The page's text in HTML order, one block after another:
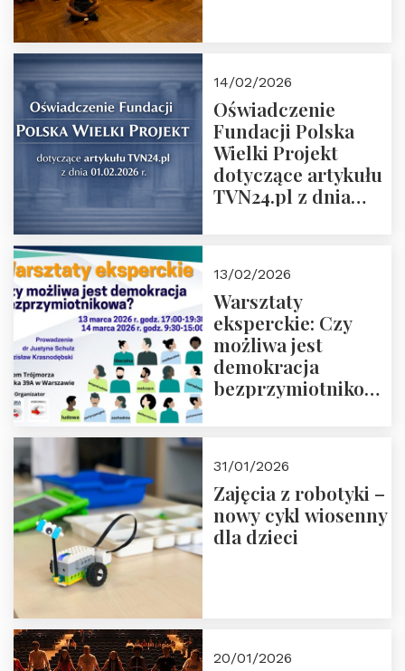
14/02/2026
Oświadczenie
Fundacji Polska
Wielki Projekt
dotyczące artykułu
TVN24.pl z dnia
13/02/2026
Warsztaty
eksperckie: Czy
możliwa jest
demokracja
bezprzymiotnikowa?
31/01/2026
Zajęcia z robotyki –
nowy cykl wiosenny
dla dzieci
20/01/2026